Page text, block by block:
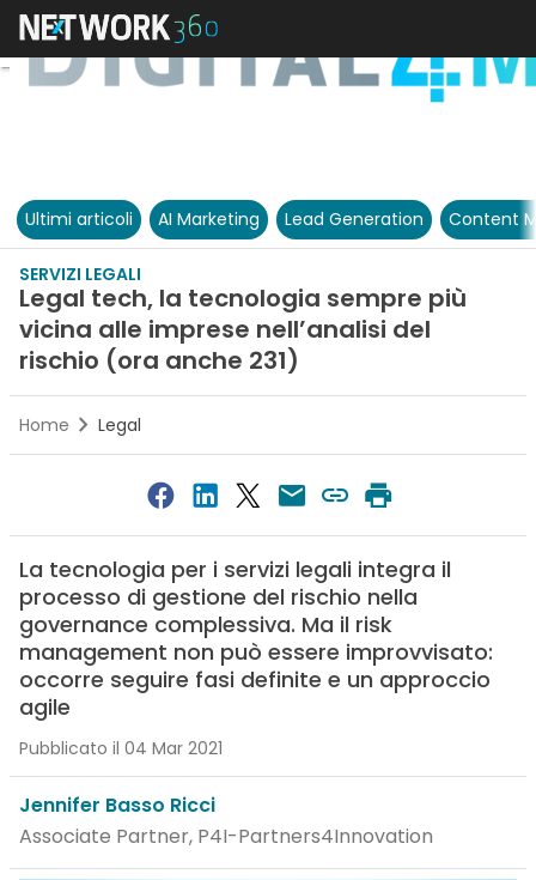
Ultimi articoli AI Marketing Lead Generation Content
SERVIZI LEGALI
Legal tech, la tecnologia sempre più
vicina alle imprese nell’analisi del
rischio (ora anche 231)
Home Legal
La tecnologia per i servizi legali integra il
processo di gestione del rischio nella
governance complessiva. Ma il risk
management non può essere improvvisato:
occorre seguire fasi definite e un approccio
agile
Pubblicato il 04 Mar 2021
Jennifer Basso Ricci
Associate Partner, P4I-Partners4Innovation